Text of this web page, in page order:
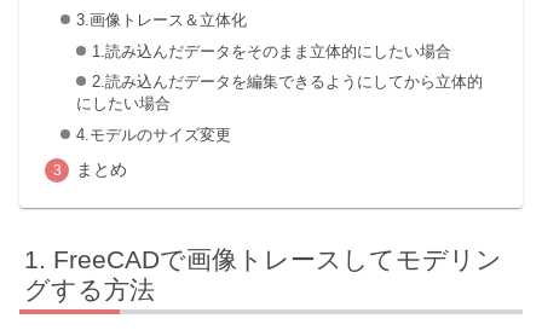
3.画像トレース＆立体化
1.読み込んだデータをそのまま立体的にしたい場合
2.読み込んだデータを編集できるようにしてから立体的
にしたい場合
4.モデルのサイズ変更
まとめ
FreeCADで画像トレースしてモデリン
グする方法